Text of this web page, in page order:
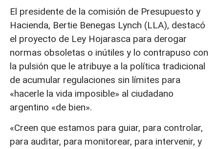
El presidente de la comisión de Presupuesto y
Hacienda, Bertie Benegas Lynch (LLA), destacó
el proyecto de Ley Hojarasca para derogar
normas obsoletas o inútiles y lo contrapuso con
la pulsión que le atribuye a la política tradicional
de acumular regulaciones sin límites para
«hacerle la vida imposible» al ciudadano
argentino «de bien».
«Creen que estamos para guiar, para controlar,
para auditar, para monitorear, para intervenir, y